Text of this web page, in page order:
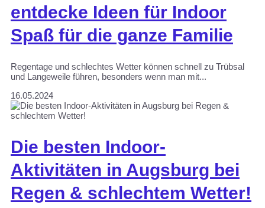
entdecke Ideen für Indoor
Spaß für die ganze Familie
Regentage und schlechtes Wetter können schnell zu Trübsal
und Langeweile führen, besonders wenn man mit...
16.05.2024
Die besten Indoor-
Aktivitäten in Augsburg bei
Regen & schlechtem Wetter!